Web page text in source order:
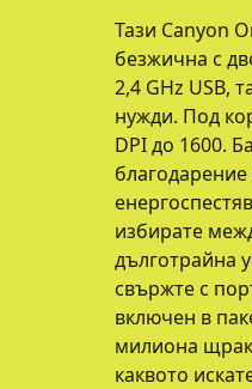
Тази Canyon
безжична с
2,4 GHz USB,
нужди. Под
DPI до 1600.
избирате
дълготрайна
свържте с
включен в
милиона
каквото